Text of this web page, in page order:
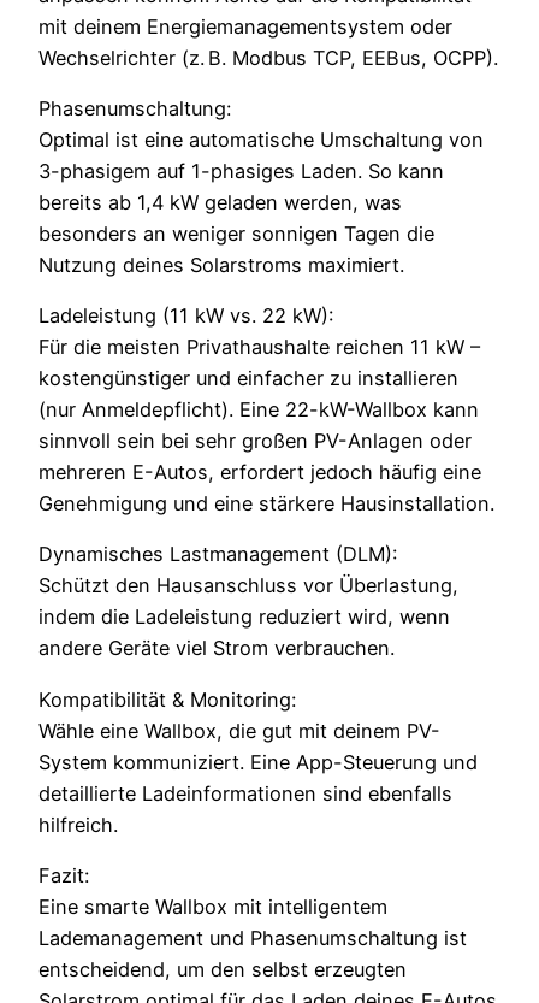
mit deinem Energiemanagementsystem oder
Wechselrichter (z. B. Modbus TCP, EEBus, OCPP).
Phasenumschaltung:
Optimal ist eine automatische Umschaltung von
3-phasigem auf 1-phasiges Laden. So kann
bereits ab 1,4 kW geladen werden, was
besonders an weniger sonnigen Tagen die
Nutzung deines Solarstroms maximiert.
Ladeleistung (11 kW vs. 22 kW):
Für die meisten Privathaushalte reichen 11 kW –
kostengünstiger und einfacher zu installieren
(nur Anmeldepflicht). Eine 22-kW-Wallbox kann
sinnvoll sein bei sehr großen PV-Anlagen oder
mehreren E-Autos, erfordert jedoch häufig eine
Genehmigung und eine stärkere Hausinstallation.
Dynamisches Lastmanagement (DLM):
Schützt den Hausanschluss vor Überlastung,
indem die Ladeleistung reduziert wird, wenn
andere Geräte viel Strom verbrauchen.
Kompatibilität & Monitoring:
Wähle eine Wallbox, die gut mit deinem PV-
System kommuniziert. Eine App-Steuerung und
detaillierte Ladeinformationen sind ebenfalls
hilfreich.
Fazit:
Eine smarte Wallbox mit intelligentem
Lademanagement und Phasenumschaltung ist
entscheidend, um den selbst erzeugten